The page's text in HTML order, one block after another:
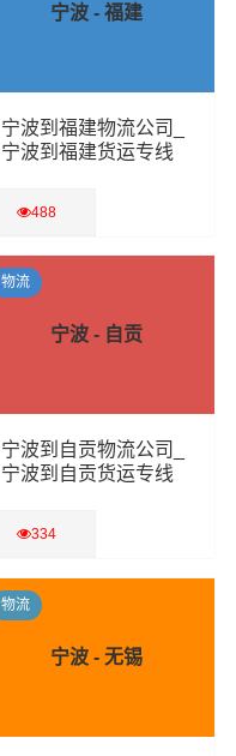
宁波 - 福建
宁波到福建物流公司_
宁波到福建货运专线
488
查看详细
宁波 - 自贡
宁波到自贡物流公司_
宁波到自贡货运专线
334
查看详细
物流
宁波 - 无锡
物流